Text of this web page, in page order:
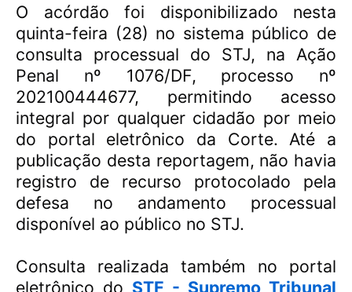
O acórdão foi disponibilizado nesta
quinta-feira (28) no sistema público de
consulta processual do STJ, na Ação
Penal nº 1076/DF, processo nº
202100444677, permitindo acesso
integral por qualquer cidadão por meio
do portal eletrônico da Corte. Até a
publicação desta reportagem, não havia
registro de recurso protocolado pela
defesa no andamento processual
disponível ao público no STJ.
Consulta realizada também no portal
eletrônico do STF - Supremo Tribunal